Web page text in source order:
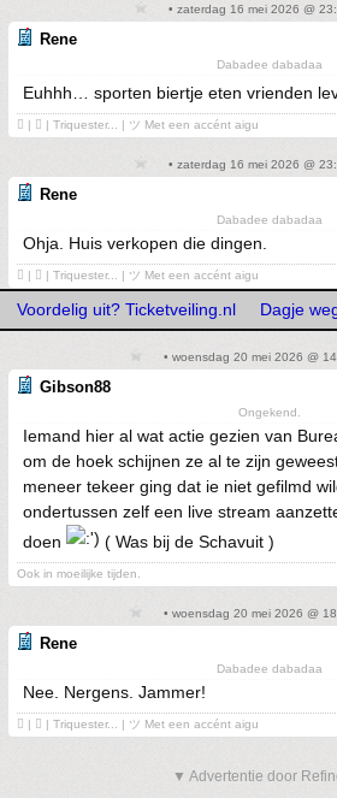
• zaterdag 16 mei 2026 @
Rene
Dabadee dabadaa
Euhhh… sporten biertje eten vrienden
 | ❤ | Triquester... | ツ Met een accént aigu
• zaterdag 16 mei 2026 @
Rene
Dabadee dabadaa
Ohja. Huis verkopen die dingen.
 | ❤ | Triquester... | ツ Met een accént aigu
Voordelig uit? Ticketveiling.nl Dagje
• woensdag 20 mei 2026 @
Gibson88
Ongekend.
Iemand hier al wat actie gezien van
om de hoek schijnen ze al te zijn
meneer tekeer ging dat ie niet gefilmd
ondertussen zelf een live stream
doen
( Was bij de Schavuit )
Ook in moeilijke tijden.
• woensdag 20 mei 2026 @
Rene
Dabadee dabadaa
Nee. Nergens. Jammer!
 | ❤ | Triquester... | ツ Met een accént aigu
▼ Advertentie door